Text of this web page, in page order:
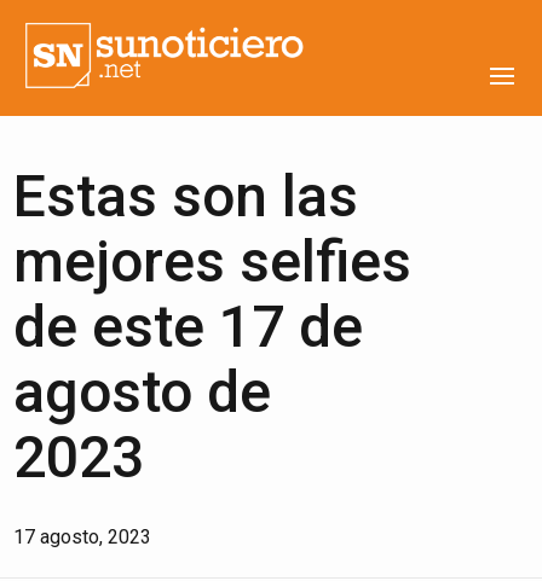
Estas son las
mejores selfies
de este 17 de
agosto de
2023
17 agosto, 2023